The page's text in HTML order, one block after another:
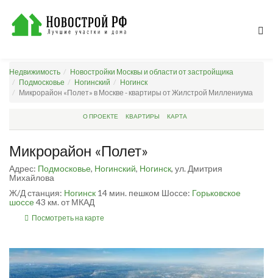
Недвижимость
Новостройки Москвы и области от застройщика
Подмосковье
Ногинский
Ногинск
Микрорайон «Полет» в Москве - квартиры от Жилстрой Миллениума
О ПРОЕКТЕ КВАРТИРЫ КАРТА
Микрорайон «Полет»
Адрес: Подмосковье, Ногинский, Ногинск, ул. Дмитрия
Михайлова
Ж/Д станция: Ногинск 14 мин. пешком Шоссе: Горьковское
шоссе43 км. от МКАД
Посмотреть на карте